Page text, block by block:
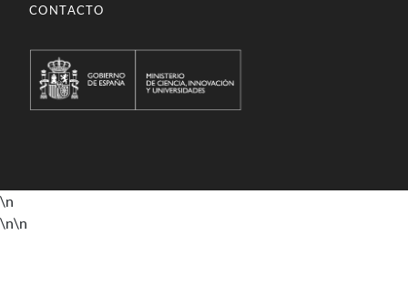
CONTACTO
\n
\n\n